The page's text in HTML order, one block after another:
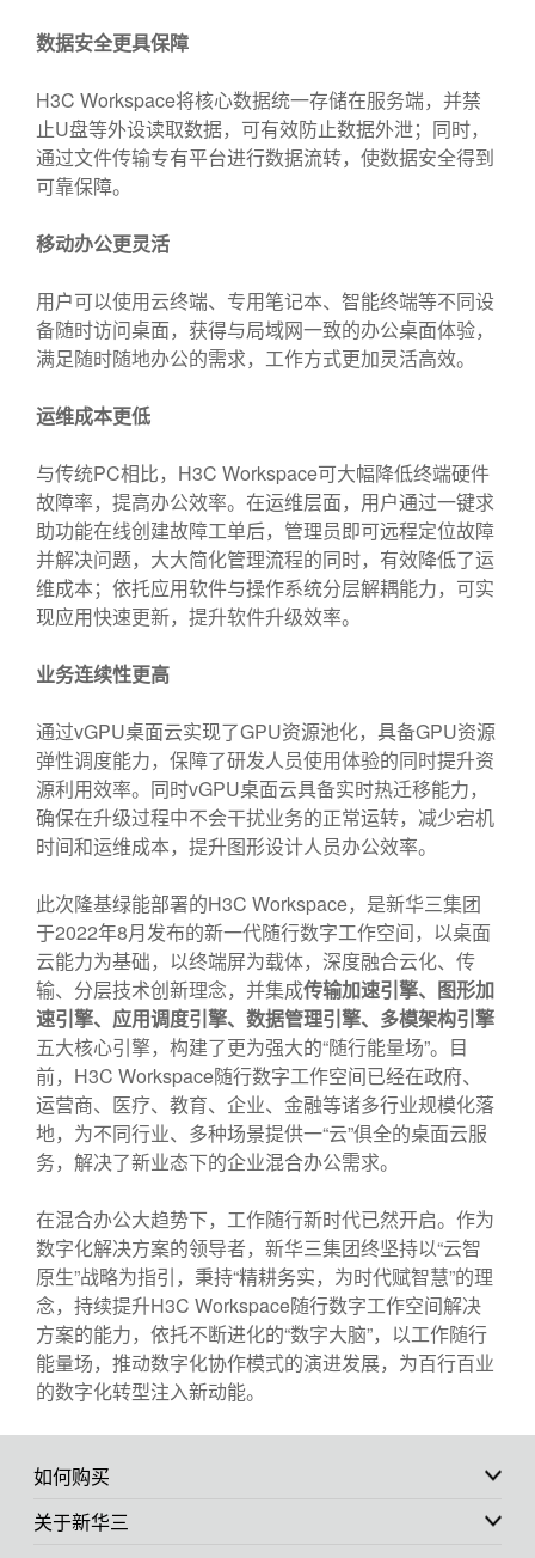
数据安全更具保障
H3C Workspace将核心数据统一存储在服务端，并禁
止U盘等外设读取数据，可有效防止数据外泄；同时，
通过文件传输专有平台进行数据流转，使数据安全得到
可靠保障。
移动办公更灵活
用户可以使用云终端、专用笔记本、智能终端等不同设
备随时访问桌面，获得与局域网一致的办公桌面体验，
满足随时随地办公的需求，工作方式更加灵活高效。
运维成本更低
与传统PC相比，H3C Workspace可大幅降低终端硬件
故障率，提高办公效率。在运维层面，用户通过一键求
助功能在线创建故障工单后，管理员即可远程定位故障
并解决问题，大大简化管理流程的同时，有效降低了运
维成本；依托应用软件与操作系统分层解耦能力，可实
现应用快速更新，提升软件升级效率。
业务连续性更高
通过vGPU桌面云实现了GPU资源池化，具备GPU资源
弹性调度能力，保障了研发人员使用体验的同时提升资
源利用效率。同时vGPU桌面云具备实时热迁移能力，
确保在升级过程中不会干扰业务的正常运转，减少宕机
时间和运维成本，提升图形设计人员办公效率。
此次隆基绿能部署的H3C Workspace，是新华三集团
于2022年8月发布的新一代随行数字工作空间，以桌面
云能力为基础，以终端屏为载体，深度融合云化、传
输、分层技术创新理念，并集成传输加速引擎、图形加
速引擎、应用调度引擎、数据管理引擎、多模架构引擎
五大核心引擎，构建了更为强大的“随行能量场”。目
前，H3C Workspace随行数字工作空间已经在政府、
运营商、医疗、教育、企业、金融等诸多行业规模化落
地，为不同行业、多种场景提供一“云”俱全的桌面云服
务，解决了新业态下的企业混合办公需求。
在混合办公大趋势下，工作随行新时代已然开启。作为
数字化解决方案的领导者，新华三集团终坚持以“云智
原生”战略为指引，秉持“精耕务实，为时代赋智慧”的理
念，持续提升H3C Workspace随行数字工作空间解决
方案的能力，依托不断进化的“数字大脑”，以工作随行
能量场，推动数字化协作模式的演进发展，为百行百业
的数字化转型注入新动能。
如何购买
关于新华三